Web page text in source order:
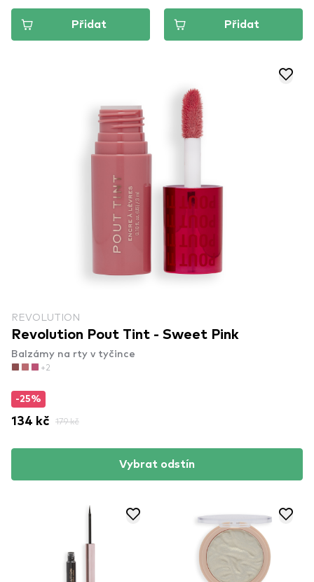
Přidat Přidat
REVOLUTION
Revolution Pout Tint - Sweet Pink
Balzámy na rty v tyčince
+2
-25%
134 kč 179 kč
Vybrat odstín